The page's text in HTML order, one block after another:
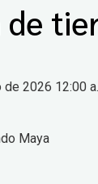
de
2026 12:00
Maya